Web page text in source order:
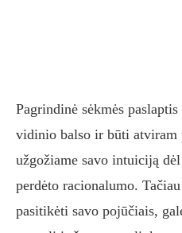
Pagrindinė sėkmės
vidinio balso ir būti atviram
užgožiame savo intuiciją
perdėto racionalumo.
pasitikėti savo pojūčiais,